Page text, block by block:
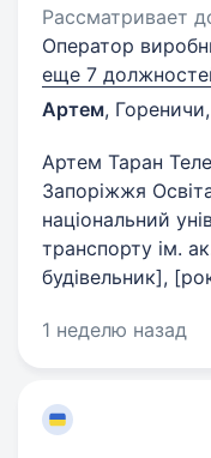
Рассматривает
Оператор
еще 7
Артем,
Артем Таран
Запоріжжя
національний
транспорту ім.
будівельник],
1 неделю назад